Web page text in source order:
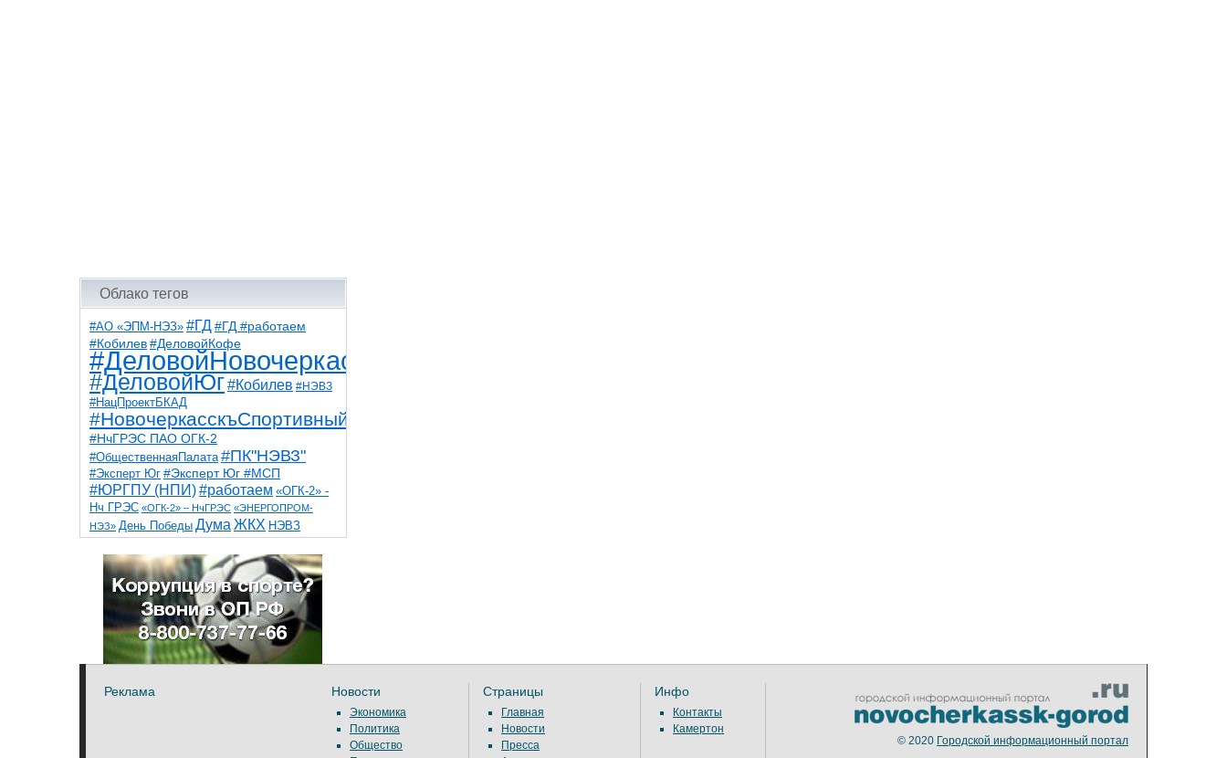
Облако тегов
#АО «ЭПМ-НЭЗ» #ГД #ГД #работаем
#Кобилев #ДеловойКофе
#ДеловойНовочеркасск
#ДеловойЮг#Кобилев #НЭВЗ
#НацПроектБКАД
#НовочеркасскъСпортивный
#НчГРЭС ПАО ОГК-2
#ОбщественнаяПалата #ПК"НЭВЗ"
#Эксперт Юг #Эксперт Юг #МСП
#ЮРГПУ (НПИ)#работаем «ОГК-2» -
Нч ГРЭС «ОГК-2» – НчГРЭС «ЭНЕРГОПРОМ-
НЭЗ» День Победы Дума ЖКХ НЭВЗ
НчГРЭС ТНТ
благоустройствоветераны выборы
детидороги казаки коррупция космос
общественная палата парк пожар роща
спорт театр транспорт художники
Реклама Новости
Экономика
Политика
Общество
Страницы
Главная
Новости
Пресса
Инфо
Контакты
Камертон
© 2020 Городской информационный портал